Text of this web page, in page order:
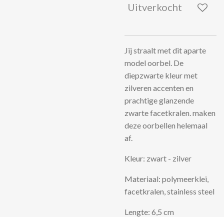
Uitverkocht
Jij straalt met dit aparte
model oorbel. De
diepzwarte kleur met
zilveren accenten en
prachtige glanzende
zwarte facetkralen. maken
deze oorbellen helemaal
af.
Kleur: zwart - zilver
Materiaal: polymeerklei,
facetkralen, stainless steel
Lengte: 6,5 cm